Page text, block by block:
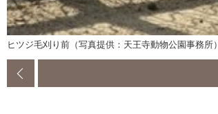
ヒツジ毛刈り前（写真提供：天王寺動物公園事務所）